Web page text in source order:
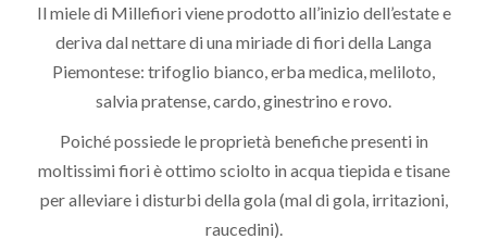
Il miele di Millefiori viene prodotto all’inizio dell’estate e
deriva dal nettare di una miriade di fiori della Langa
Piemontese: trifoglio bianco, erba medica, meliloto,
salvia pratense, cardo, ginestrino e rovo.
Poiché possiede le proprietà benefiche presenti in
moltissimi fiori è ottimo sciolto in acqua tiepida e tisane
per alleviare i disturbi della gola (mal di gola, irritazioni,
raucedini).